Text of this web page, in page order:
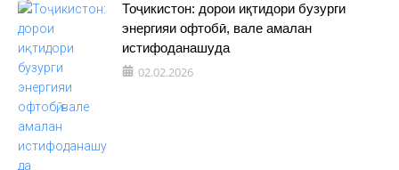
Тоҷикистон: дорои иқтидори бузурги
энергияи офтобӣ, вале амалан
истифоданашуда
02.02.2026